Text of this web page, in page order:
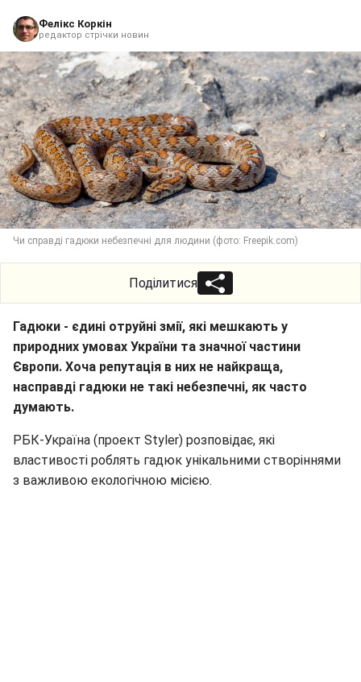
Фелікс Коркін
редактор стрічки новин
Чи справді гадюки небезпечні для людини (фото: Freepik.com)
Поділитися
Гадюки - єдині отруйні змії, які мешкають у
природних умовах України та значної частини
Європи. Хоча репутація в них не найкраща,
насправді гадюки не такі небезпечні, як часто
думають.
РБК-Україна (проект Styler) розповідає, які
властивості роблять гадюк унікальними створіннями
з важливою екологічною місією.